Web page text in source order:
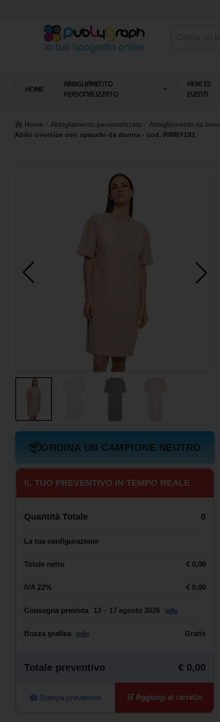
HOME
ABBIGLIAMENTO
PERSONALIZZATO
FIERE ED
EVENTI
Home Abbigliamento personalizzato Abbigliamento da
Abito oversize con spacchi da donna - cod. RWBY181
📦ORDINA UN CAMPIONE NEUTRO
IL TUO PREVENTIVO IN TEMPO REALE
Quantità Totale 0
La tua configurazione
Totale netto € 0,00
IVA 22% € 0,00
Consegna prevista 13 – 17 agosto 2026 info
Bozza grafica info Gratis
Totale preventivo € 0,00
🖨️ Stampa preventivo 🛒 Aggiungi al carrello